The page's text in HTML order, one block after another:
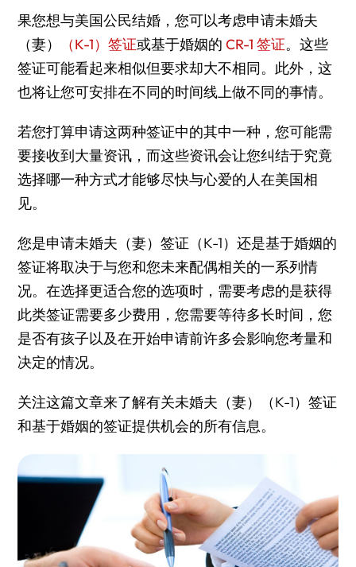
果您想与美国公民结婚，您可以考虑申请未婚夫
（妻）
（K-1）签证或基于婚姻的CR-1 签证。这些
签证可能看起来相似但要求却大不相同。此外，这
也将让您可安排在不同的时间线上做不同的事情。
若您打算申请这两种签证中的其中一种，您可能需
要接收到大量资讯，而这些资讯会让您纠结于究竟
选择哪一种方式才能够尽快与心爱的人在美国相
见。
您是申请未婚夫（妻）签证（K-1）还是基于婚姻的
签证将取决于与您和您未来配偶相关的一系列情
况。在选择更适合您的选项时，需要考虑的是获得
此类签证需要多少费用，您需要等待多长时间，您
是否有孩子以及在开始申请前许多会影响您考量和
决定的情况。
关注这篇文章来了解有关未婚夫（妻）（K-1）签证
和基于婚姻的签证提供机会的所有信息。